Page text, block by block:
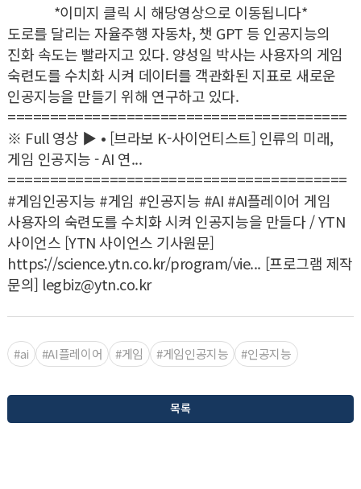
*이미지 클릭 시 해당영상으로 이동됩니다*
도로를 달리는 자율주행 자동차, 챗 GPT 등 인공지능의
진화 속도는 빨라지고 있다. 양성일 박사는 사용자의 게임
숙련도를 수치화 시켜 데이터를 객관화된 지표로 새로운
인공지능을 만들기 위해 연구하고 있다.
========================================
※ Full 영상 ▶ • [브라보 K-사이언티스트] 인류의 미래,
게임 인공지능 - AI 연...
========================================
#게임인공지능 #게임 #인공지능 #AI #AI플레이어 게임
사용자의 숙련도를 수치화 시켜 인공지능을 만들다 / YTN
사이언스 [YTN 사이언스 기사원문]
https://science.ytn.co.kr/program/vie... [프로그램 제작
문의] legbiz@ytn.co.kr
#ai #AI플레이어 #게임 #게임인공지능 #인공지능
목록